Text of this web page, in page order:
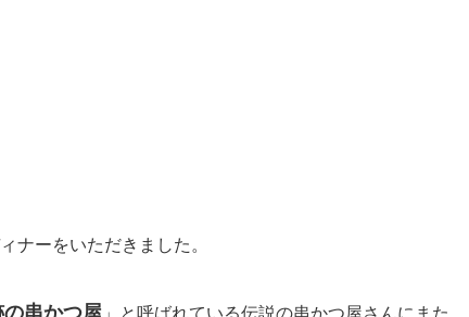
ナーをいただきました。
の串かつ屋 」と呼ばれている伝説の串かつ屋さんにまた